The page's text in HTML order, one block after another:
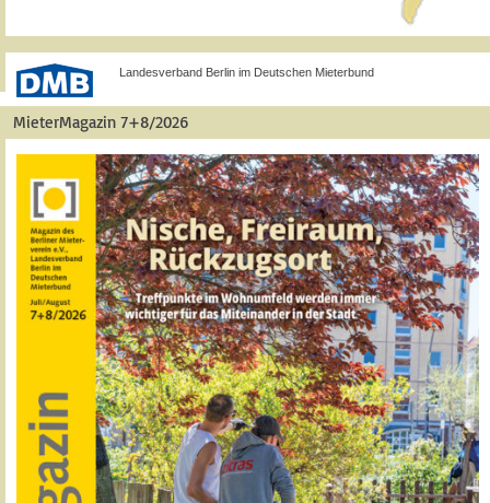
Landesverband Berlin im Deutschen Mieterbund
MieterMagazin 7+8/2026